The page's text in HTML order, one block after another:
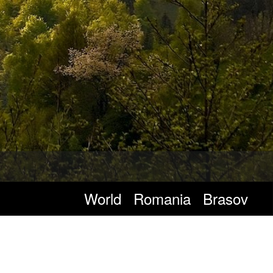
Andrei /CC BY 3.0 , via Wikimedia Commons
Brasov
Romania
World